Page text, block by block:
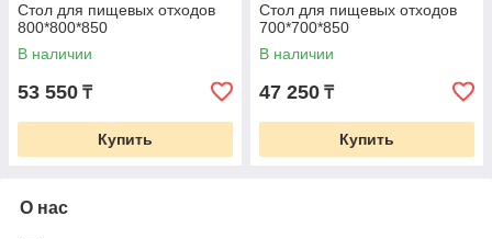
Стол для пищевых отходов
800*800*850
В наличии
53 550 ₸
Купить
Стол для пищевых отходов
700*700*850
В наличии
47 250 ₸
Купить
О нас